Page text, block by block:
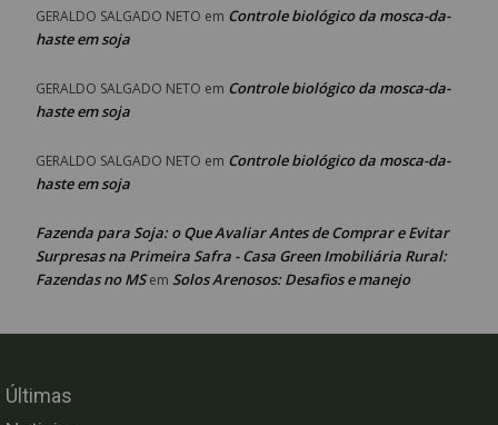
GERALDO SALGADO NETO em Controle biológico da mosca-da-
haste em soja
GERALDO SALGADO NETO em Controle biológico da mosca-da-
haste em soja
GERALDO SALGADO NETO em Controle biológico da mosca-da-
haste em soja
Fazenda para Soja: o Que Avaliar Antes de Comprar e Evitar
Surpresas na Primeira Safra - Casa Green Imobiliária Rural:
Fazendas no MSem Solos Arenosos: Desafios e manejo
Últimas